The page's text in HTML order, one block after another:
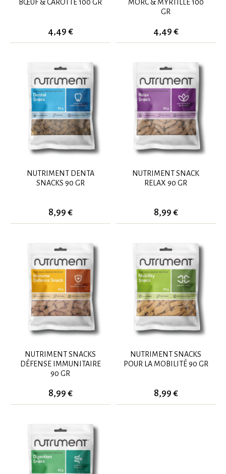
BŒUF & CAROTTE 100 GR
4,49 €
MORC & MYRTILLE 100
GR
4,49 €
NUTRIMENT DENTA
SNACKS 90 GR
8,99 €
NUTRIMENT SNACK
RELAX 90 GR
8,99 €
NUTRIMENT SNACKS
DÉFENSE IMMUNITAIRE
90 GR
8,99 €
NUTRIMENT SNACKS
POUR LA MOBILITÉ 90 GR
8,99 €